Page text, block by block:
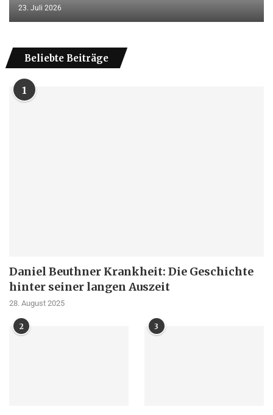
23. Juli 2026
Beliebte Beiträge
1
Daniel Beuthner Krankheit: Die Geschichte
hinter seiner langen Auszeit
28. August 2025
2 3